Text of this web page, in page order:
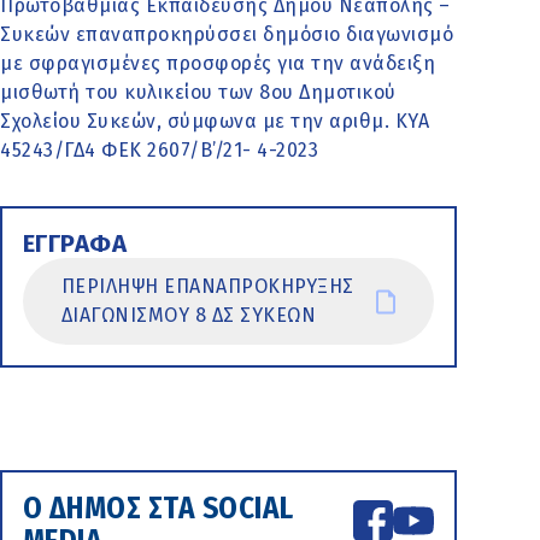
Πρωτοβάθμιας Εκπαίδευσης Δήμου Νεάπολης –
Συκεών επαναπροκηρύσσει δημόσιο διαγωνισμό
με σφραγισμένες προσφορές για την ανάδειξη
μισθωτή του κυλικείου των 8ου Δημοτικού
Σχολείου Συκεών, σύμφωνα με την αριθμ. ΚΥΑ
45243/ΓΔ4 ΦΕΚ 2607/Β’/21- 4-2023
ΕΓΓΡΑΦΑ
ΠΕΡΙΛΗΨΗ ΕΠΑΝΑΠΡΟΚΗΡΥΞΗΣ
ΔΙΑΓΩΝΙΣΜΟΥ 8 ΔΣ ΣΥΚΕΩΝ
Ο ΔΗΜΟΣ ΣΤΑ SOCIAL